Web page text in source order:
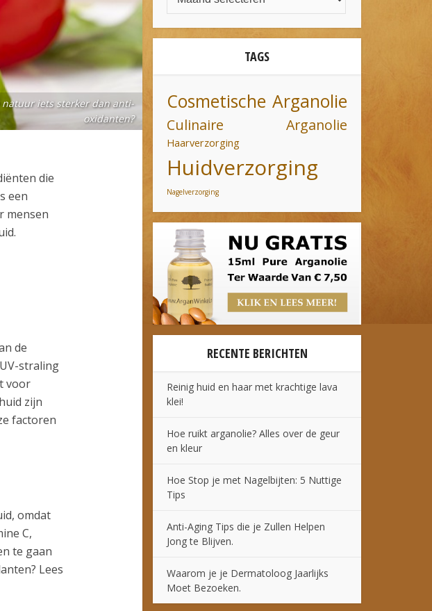
iets sterker dan anti-
oxidanten?
die
een
mensen
de
straling
voor
zijn
factoren
omdat
C,
te gaan
Lees
TAGS
Cosmetische Arganolie
Culinaire Arganolie
Haarverzorging
Huidverzorging
Nagelverzorging
RECENTE BERICHTEN
Reinig huid en haar met krachtige lava
klei!
Hoe ruikt arganolie? Alles over de geur
en kleur
Hoe Stop je met Nagelbijten: 5 Nuttige
Tips
Anti-Aging Tips die je Zullen Helpen
Jong te Blijven.
Waarom je je Dermatoloog Jaarlijks
Moet Bezoeken.